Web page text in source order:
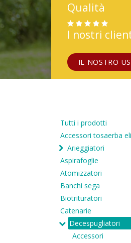
Qualità
I nostri
IL NOSTRO
Tutti i prodotti
Accessori tosaerba
Arieggiatori
Aspirafoglie
Atomizzatori
Banchi sega
Biotrituratori
Catenarie
Decespugliatori
Accessori